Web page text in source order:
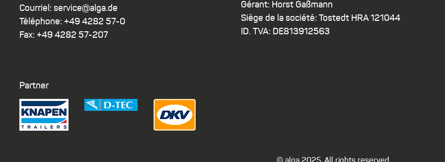
Courriel: service@alga.de
Téléphone: +49 4282 57-0
Fax: +49 4282 57-207
Gérant: Horst Gaßmann
Siège de la société: Tostedt HRA 121044
ID. TVA: DE813912563
Partner